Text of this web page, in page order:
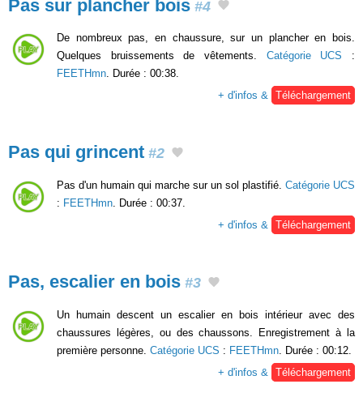
Pas sur plancher bois #4
De nombreux pas, en chaussure, sur un plancher en bois.
Quelques bruissements de vêtements. Catégorie UCS :
FEETHmn. Durée : 00:38.
+ d'infos & Téléchargement
Pas qui grincent #2
Pas d'un humain qui marche sur un sol plastifié. Catégorie UCS
: FEETHmn . Durée : 00:37.
+ d'infos &
Téléchargement
Pas, escalier en bois #3
Un humain descent un escalier en bois intérieur avec des
chaussures légères, ou des chaussons. Enregistrement à la
première personne. Catégorie UCS : FEETHmn . Durée : 00:12.
+ d'infos &
Téléchargement